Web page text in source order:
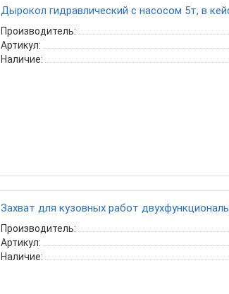
Дырокол гидравлический с насосом 5т, в
Производитель:
Артикул:
Наличие:
Захват для кузовных работ
Производитель:
Артикул:
Наличие: